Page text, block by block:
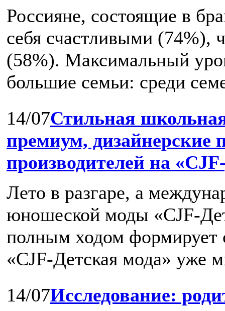
Россияне, состоящие в
себя счастливыми (74%),
(58%). Максимальный
большие семьи: среди
14/07Стильная
премиум, дизайнерские
производителей на
Лето в разгаре, а
юношеской моды «CJF-
полным ходом формирует
«CJF-Детская мода» уже
14/07Исследование: